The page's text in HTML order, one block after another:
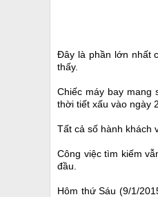
Đây là phần lớn nhất
thấy.
Chiếc máy bay mang
thời tiết xấu vào ngày
Tất cả số hành khách
Công việc tìm kiếm
đầu.
Hôm thứ Sáu (9/1/